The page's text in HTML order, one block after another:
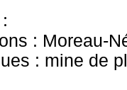
: Moreau-
: mine de